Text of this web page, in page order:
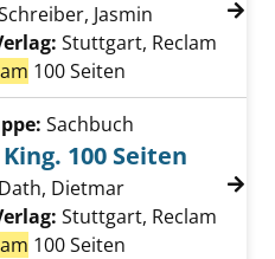
von Biodiversität. 100
Jasmin Suche nach
Stuttgart, Reclam
100 Seiten
von Stephen King. 100
Sachbuch
100 Seiten
Dath, Dietmar Suche nach
Stuttgart, Reclam
100 Seiten